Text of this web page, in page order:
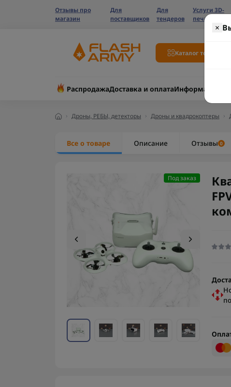
Отзывы про
магазин
Для
поставщиков
Для
тендеров
Услуги 3D-
печати
Каталог товаров
РаспродажаДоставка и оплатаИнформация
Дроны, РЕБЫ, детекторы Дроны и квадрокоптеры
×
Все о товаре Описание Отзывы 0
Под заказ